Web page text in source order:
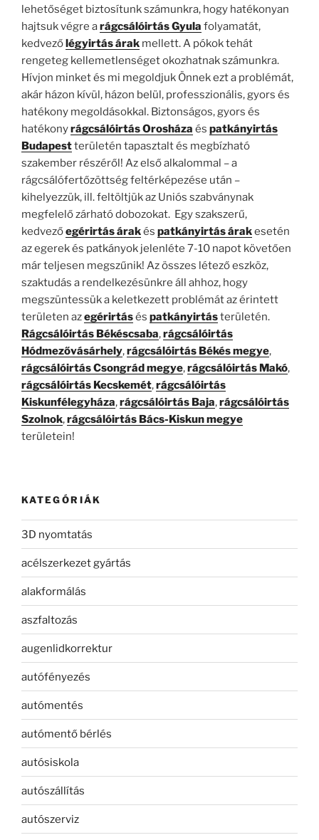
lehetőséget biztosítunk számunkra, hogy hatékonyan
hajtsuk végre arágcsálóirtás Gyula folyamatát,
kedvező légyirtás árak mellett. A pókok tehát
rengeteg kellemetlenséget okozhatnak számunkra.
Hívjon minket és mi megoldjuk Önnek ezt a problémát,
akár házon kívül, házon belül, professzionális, gyors és
hatékony megoldásokkal. Biztonságos, gyors és
hatékonyrágcsálóirtás Orosháza és patkányirtás
Budapestterületén tapasztalt és megbízható
szakember részéről! Az első alkalommal – a
rágcsálófertőzöttség feltérképezése után –
kihelyezzük, ill. feltöltjük az Uniós szabványnak
megfelelő zárható dobozokat. Egy szakszerű,
kedvezőegérirtás árakés patkányirtás árakesetén
az egerek és patkányok jelenléte 7-10 napot követően
már teljesen megszűnik! Az összes létező eszköz,
szaktudás a rendelkezésünkre áll ahhoz, hogy
megszüntessük a keletkezett problémát az érintett
területen azegérirtásés patkányirtásterületén.
Rágcsálóirtás Békéscsaba,rágcsálóirtás
Hódmezővásárhely,rágcsálóirtás Békés megye,
rágcsálóirtás Csongrád megye,rágcsálóirtás Makó,
rágcsálóirtás Kecskemét,rágcsálóirtás
Kiskunfélegyháza,rágcsálóirtás Baja,rágcsálóirtás
Szolnok,rágcsálóirtás Bács-Kiskun megye
területein!
KATEGÓRIÁK
3D nyomtatás
acélszerkezet gyártás
alakformálás
aszfaltozás
augenlidkorrektur
autófényezés
autómentés
autómentő bérlés
autósiskola
autószállítás
autószerviz